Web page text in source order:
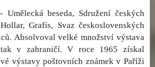
Umělecká beseda, Sdružení českých
Grafis, Svaz československých
Absolvoval velké množství výstava
v zahraničí. V roce 1965 získal
výstavy poštovních známek v Paříži